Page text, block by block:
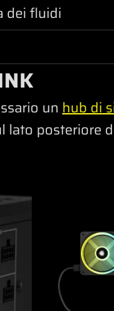
dei fluidi
unhub di
lato